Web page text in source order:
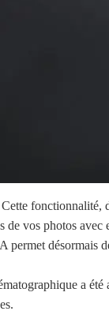
Cette fonctionnalité,
de vos photos avec
permet désormais
a